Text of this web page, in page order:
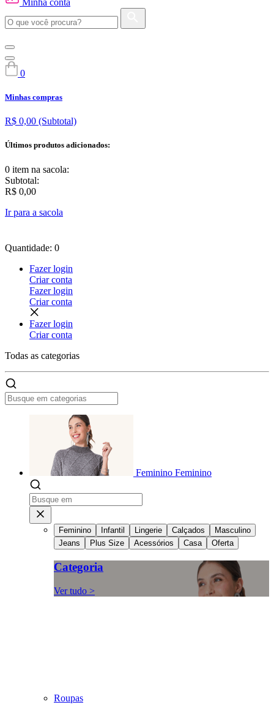
0
Minhas compras
R$ 0,00 (Subtotal)
Últimos produtos adicionados:
0 item na sacola:
Subtotal:
R$ 0,00
Ir para a sacola
Quantidade: 0
Fazer login
Criar conta
Fazer login
Criar conta
Fazer login
Criar conta
Todas as categorias
Feminino Feminino
Feminino Infantil Lingerie Calçados
Masculino
Jeans
Plus Size Acessórios Casa Oferta
Categoria
Ver tudo >
Roupas